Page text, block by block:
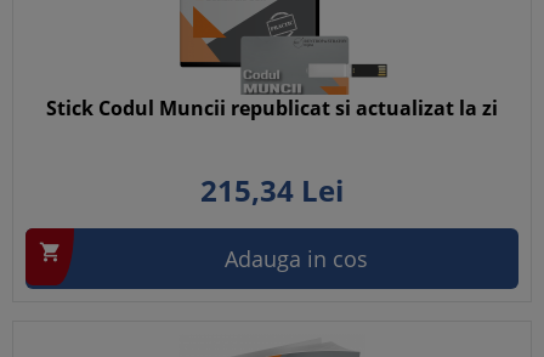
Stick Codul Muncii republicat si actualizat la zi
215,34 Lei
 Adauga in cos